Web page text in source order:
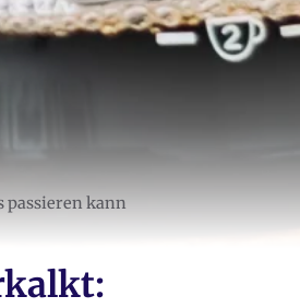
passieren kann